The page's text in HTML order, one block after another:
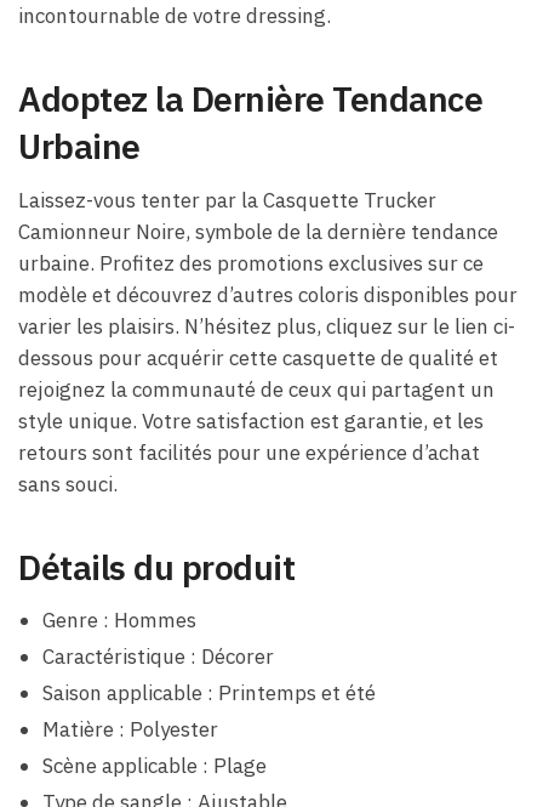
incontournable de votre dressing.
Adoptez la Dernière Tendance
Urbaine
Laissez-vous tenter par la Casquette Trucker
Camionneur Noire, symbole de la dernière tendance
urbaine. Profitez des promotions exclusives sur ce
modèle et découvrez d’autres coloris disponibles pour
varier les plaisirs. N’hésitez plus, cliquez sur le lien ci-
dessous pour acquérir cette casquette de qualité et
rejoignez la communauté de ceux qui partagent un
style unique. Votre satisfaction est garantie, et les
retours sont facilités pour une expérience d’achat
sans souci.
Détails du produit
Genre : Hommes
Caractéristique : Décorer
Saison applicable : Printemps et été
Matière : Polyester
Scène applicable : Plage